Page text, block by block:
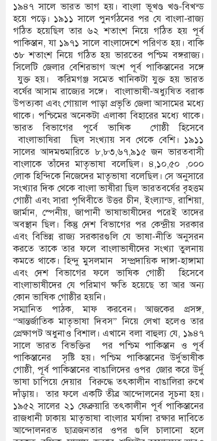
১৯৪৭ সালে ভারত ভাগ হয়। বাংলা ভূখণ্ড খণ্ড-বিখন্ড
হয়ে পড়ে। ১৯১১ সালে পুনর্গঠনের পর যে বাংলা-রাজ্য
গঠিত হয়েছিল তার ৬২ শতাংশ নিয়ে গঠিত হয় পূর্ব
পাকিস্তান, যা ১৯৭১ সালে বাংলাদেশে পরিণত হয়। বাকি
৩৮ শতাংশ নিয়ে গঠিত হয় ভারতের পশ্চিম বঙ্গরাজ্য।
সিলেটি জেলার বেশিরভাগ অংশ পূর্ব পাকিস্তানের সঙ্গে
যুক্ত হয়। করিমগঞ্জ সমেত খানিকটা যুক্ত হয় ভারত
বর্ষের আসাম রাজ্যের সঙ্গে। বাংলাভাষী-অধ্যুষিত বরাক
উপত্যকা এবং গোয়াল পাড়া প্রভৃতি জেলা আসামের মধ্যে
থাকে। পশ্চিমের অনেকটা এলাকা বিহারের মধ্যে থাকে।
ভারত বিভাগের পূর্বে ভাষিক গোষ্ঠী হিসেবে
বাংলাভাষিরা ছিল সংখ্যায় সব থেকে বেশি। ১৯১১
সালের আদমশুমারিতে ৮,৮৩,৬৭,৯১৫ জন ভারতবাসী
বাংলাকে তাঁদের মাতৃভাষা বলেছিল। ৪,১০,৫০ ,০০০
লোক হিন্দিকে নিজেদের মাতৃভাষা বলেছিল। সে অনুসারে
সংখ্যার দিক থেকে বাংলা ভাষীরা ছিল ভারতবর্ষের বৃহত্তম
গোষ্ঠী এবং সারা পৃথিবীতে উত্তর চীন, ইংল্যান্ড, রাশিয়া,
জার্মান, স্পেনীয়, জাপানী ভাষাভাষীদের পরেই তাদের
অবস্থান ছিল। কিন্তু দেশ বিভাগের পর কেন্দ্রীয় সরকার
এবং বিভিন্ন রাজ্য সরকারগুলি যে ভাষা-নীতি অনুসরন
করতে তাকে তার ফলে বাংলাভাষীদের সংখ্যা তুলনায়
কমতে থাকে। হিন্দু মুসলমান সম্প্রদায়িক দাঙ্গা-হাঙ্গামা
এবং দেশ বিভাগের ফলে ভাষিক গোষ্ঠী হিসেবে
বাংলাভাষীদের যে পরিমাণ ক্ষতি হয়েছে তা আর অন্য
কোন ভাষিক গোষ্ঠীর হয়নি।
সম্মানিত পাঠক, মাফ করবেন। আজকের প্রসঙ্গ,
“আন্তর্জাতিক মাতৃভাষা দিবস” নিয়ে লেখা হলেও তার
প্রেক্ষাপট অধুনাও বিশাল। এখানে বলা বাহুল্য যে, ১৯৪৭
সালে ভারত বিভক্তির পর পশ্চিম পাকিস্তান ও পূর্ব
পাকিস্তানের সৃষ্টি হয়। পশ্চিম পাকিস্তানের উর্দুভাষীক
গোষ্ঠী, পূর্ব পাকিস্তানের বাঙালিদের ওপর জোর করে উর্দু
ভাষা চাপিয়ে দেয়ার বিরুদ্ধে তৎকালীন বাঙালিরা রুখে
দাঁড়ায়। তার ফলে একটি তীব্র আন্দোলনের সূচনা হয়।
১৯৫২ সালের ২১ ফেব্রুয়ারি তৎকালীন পূর্ব পাকিস্তানের
রাজধানী ঢাকায় মাতৃভাষা বাংলার মর্যাদা রক্ষার দাবিতে
আন্দোলনরত ছাত্রজনতার ওপর গুলি চালানো হলে